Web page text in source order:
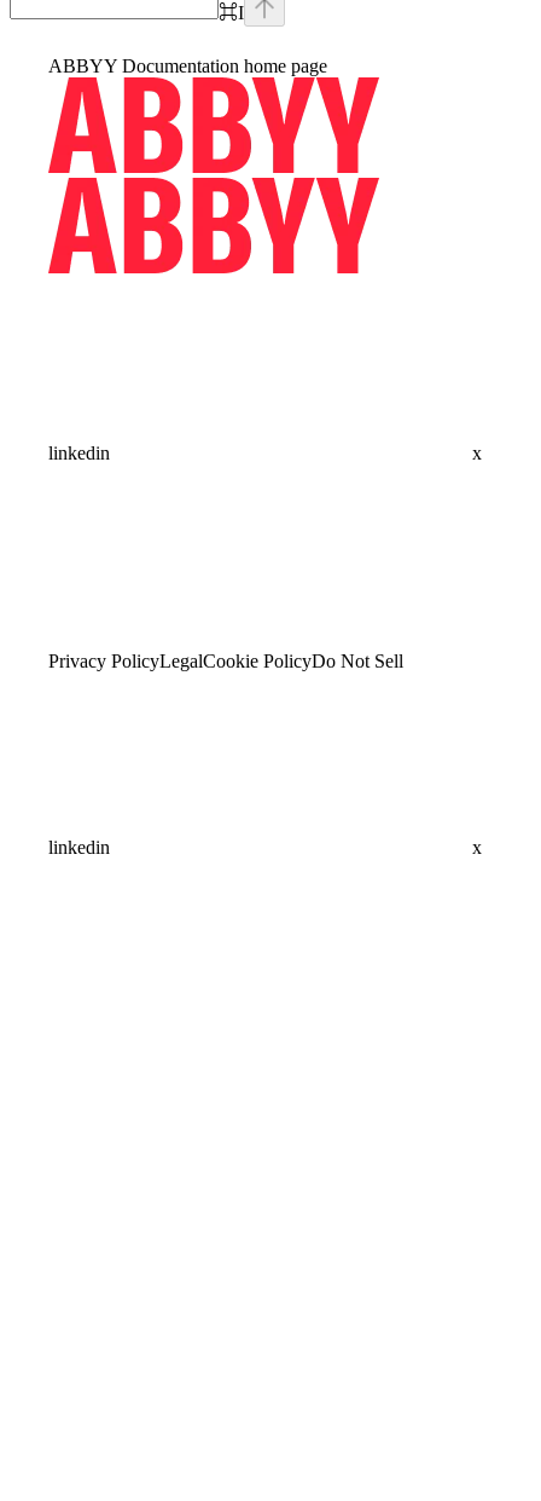
⌘I
ABBYY Documentation home page
linkedin x
Privacy PolicyLegalCookie PolicyDo Not Sell
linkedin x